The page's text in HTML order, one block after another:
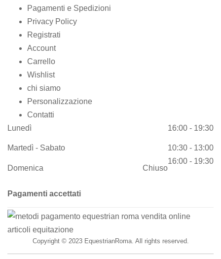
Pagamenti e Spedizioni
Privacy Policy
Registrati
Account
Carrello
Wishlist
chi siamo
Personalizzazione
Contatti
Lunedì
16:00 - 19:30
Martedì - Sabato
10:30 - 13:00
16:00 - 19:30
Domenica Chiuso
Pagamenti accettati
Copyright © 2023 EquestrianRoma. All rights reserved.